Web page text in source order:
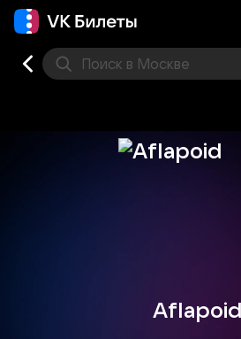
Поиск в Москве
Aflapoid